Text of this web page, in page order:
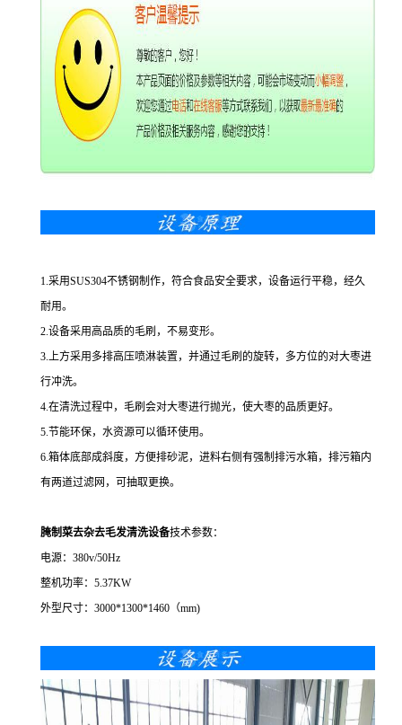
1.采用SUS304不锈钢制作，符合食品安全要求，设备运行平稳，经久
耐用。
2.设备采用高品质的毛刷，不易变形。
3.上方采用多排高压喷淋装置，并通过毛刷的旋转，多方位的对大枣进
行冲洗。
4.在清洗过程中，毛刷会对大枣进行抛光，使大枣的品质更好。
5.节能环保，水资源可以循环使用。
6.箱体底部成斜度，方便排砂泥，进料右侧有强制排污水箱，排污箱内
有两道过滤网，可抽取更换。
腌制菜去杂去毛发清洗设备技术参数：
电源：380v/50Hz
整机功率：5.37KW
外型尺寸：3000*1300*1460（mm)